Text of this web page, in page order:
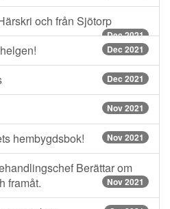
och från Sjötorp
Dec 2021
Dec 2021
Dec 2021
Nov 2021
hembygdsbok! Nov 2021
Berättar om
framåt.
Nov 2021